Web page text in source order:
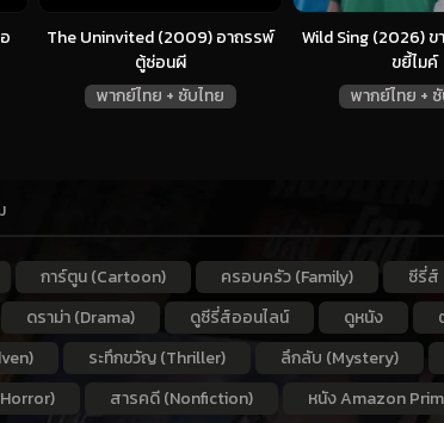
The Uninvited (2009) อาถรรพ์
ตู้ซ่อนผี
พากย์ไทย + ซับไทย
Wild Sing (2026) ข
ขยี้ไมค์
พากย์ไทย +
การ์ตูน (Cartoon) ครอบครัว (Family) ซีรี่ส์
ดราม่า (Drama) ดูซีรี่ส์ออนไลน์ ดูหนัง
ระทึกขวัญ (Thriller) ลึกลับ (Mystery)
สารคดี (Nonfiction) หนัง Amazon